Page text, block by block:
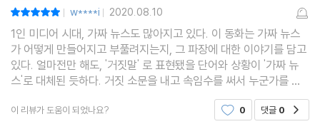
| w****i | 2020.08.10
1인 미디어 시대, 가짜 뉴스도 많아지고 있다. 이 동화는 가짜 뉴스
가 어떻게 만들어지고 부풀려지는지, 그 파장에 대한 이야기를 담고
있다. 얼마전만 해도, '거짓말' 로 표현됐을 단어와 상황이 '가짜 뉴
스'로 대체된 듯하다. 거짓 소문을 내고 속임수를 써서 누군가를 궁
지로 모는 행위는 어제오늘 일이 아니니까. 다만 요즘은 말이 더욱
순식간에 퍼진다. 사실 여부를 판단할 새도 없
이 리뷰가 도움이 되었나요? 0 댓글 0